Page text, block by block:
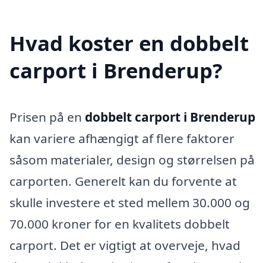
Hvad koster en dobbelt
carport i Brenderup?
Prisen på en dobbelt carport i Brenderup
kan variere afhængigt af flere faktorer
såsom materialer, design og størrelsen på
carporten. Generelt kan du forvente at
skulle investere et sted mellem 30.000 og
70.000 kroner for en kvalitets dobbelt
carport. Det er vigtigt at overveje, hvad